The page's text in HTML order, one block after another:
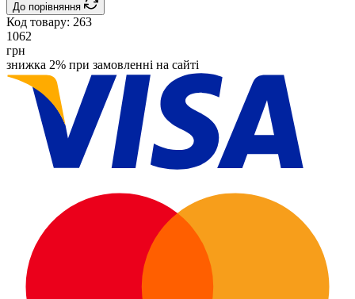
До порівняння
Код товару: 263
1062
грн
знижка 2% при замовленні на сайті